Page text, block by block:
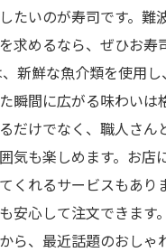
たいのが寿司です。難
求めるなら、ぜひお寿
新鮮な魚介類を使用
瞬間に広がる味わいは
だけでなく、職人さん
気も楽しめます。お店
くれるサービスもあり
安心して注文できます
ら、最近話題のおしゃ